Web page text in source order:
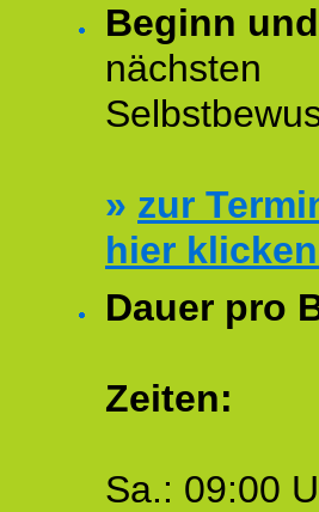
Beginn
nächsten
» zur
hier
Dauer pro
Zeiten:
Sa.: 09:00